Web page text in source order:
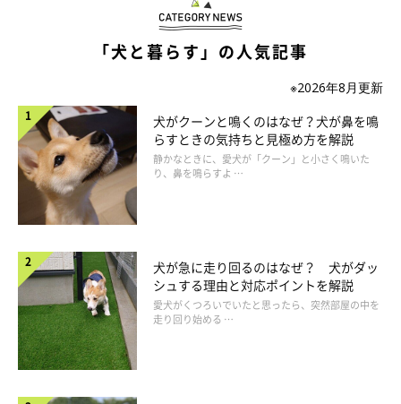
いぬのきもち投稿写真ギャラリー
などの犬用ブラシを使って、毛をとかしながら乾かすのがポイン
トです。
ブラシで毛をとかすことで、ドライヤーの風がしっかりと入りや
すくなるため、毛が速く乾く効果が期待できます。
「犬と暮らす」の人気記事
※2026年8月更新
犬がクーンと鳴くのはなぜ？犬が鼻を鳴
らすときの気持ちと見極め方を解説
静かなときに、愛犬が「クーン」と小さく鳴いた
り、鼻を鳴らすよ …
犬が急に走り回るのはなぜ？ 犬がダッ
シュする理由と対応ポイントを解説
愛犬がくつろいでいたと思ったら、突然部屋の中を
走り回り始める …